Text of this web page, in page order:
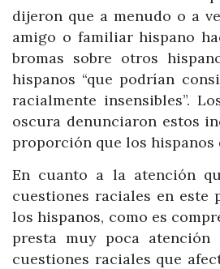
dijeron que a menudo o a
amigo o familiar hispano
bromas sobre otros
hispanos “que podrían
racialmente insensibles”.
oscura denunciaron estos
proporción que los hispanos
En cuanto a la atención
cuestiones raciales en este
los hispanos, como es
presta muy poca
cuestiones raciales que